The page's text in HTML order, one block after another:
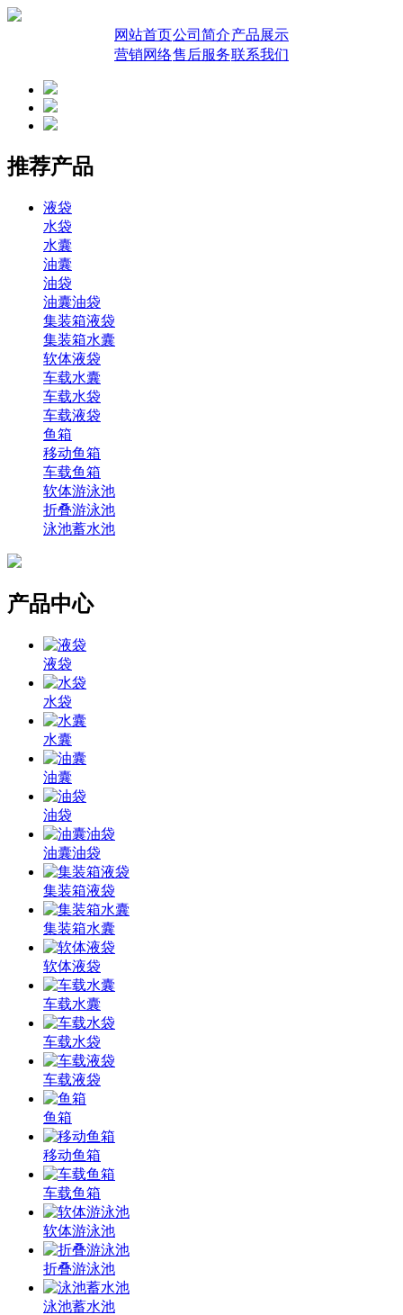
网站首页公司简介产品展示
营销网络售后服务联系我们
推荐产品
液袋
水袋
水囊
油囊
油袋
油囊油袋
集装箱液袋
集装箱水囊
软体液袋
车载水囊
车载水袋
车载液袋
鱼箱
移动鱼箱
车载鱼箱
软体游泳池
折叠游泳池
泳池蓄水池
产品中心
液袋
水袋
水囊
油囊
油袋
油囊油袋
集装箱液袋
集装箱水囊
软体液袋
车载水囊
车载水袋
车载液袋
鱼箱
移动鱼箱
车载鱼箱
软体游泳池
折叠游泳池
泳池蓄水池